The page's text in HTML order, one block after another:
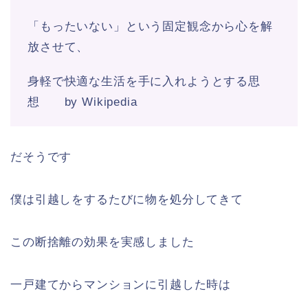
「もったいない」という固定観念から心を解
放させて、
身軽で快適な生活を手に入れようとする思
想 by Wikipedia
だそうです
僕は引越しをするたびに物を処分してきて
この断捨離の効果を実感しました
一戸建てからマンションに引越した時は